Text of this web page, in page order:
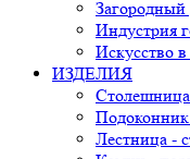
Индустрия
Искусство
ИЗДЕЛИЯ
Лестница -